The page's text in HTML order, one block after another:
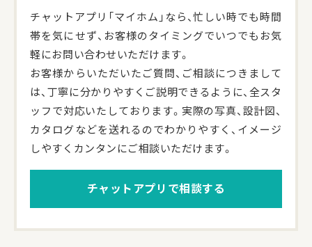
チャットアプリ「マイホム」なら、忙しい時でも時間
帯を気にせず、お客様のタイミングでいつでもお気
軽にお問い合わせいただけます。
お客様からいただいたご質問、ご相談につきまして
は、丁寧に分かりやすくご説明できるように、全スタ
ッフで対応いたしております。実際の写真、設計図、
カタログなどを送れるのでわかりやすく、イメージ
しやすくカンタンにご相談いただけます。
チャットアプリで相談する